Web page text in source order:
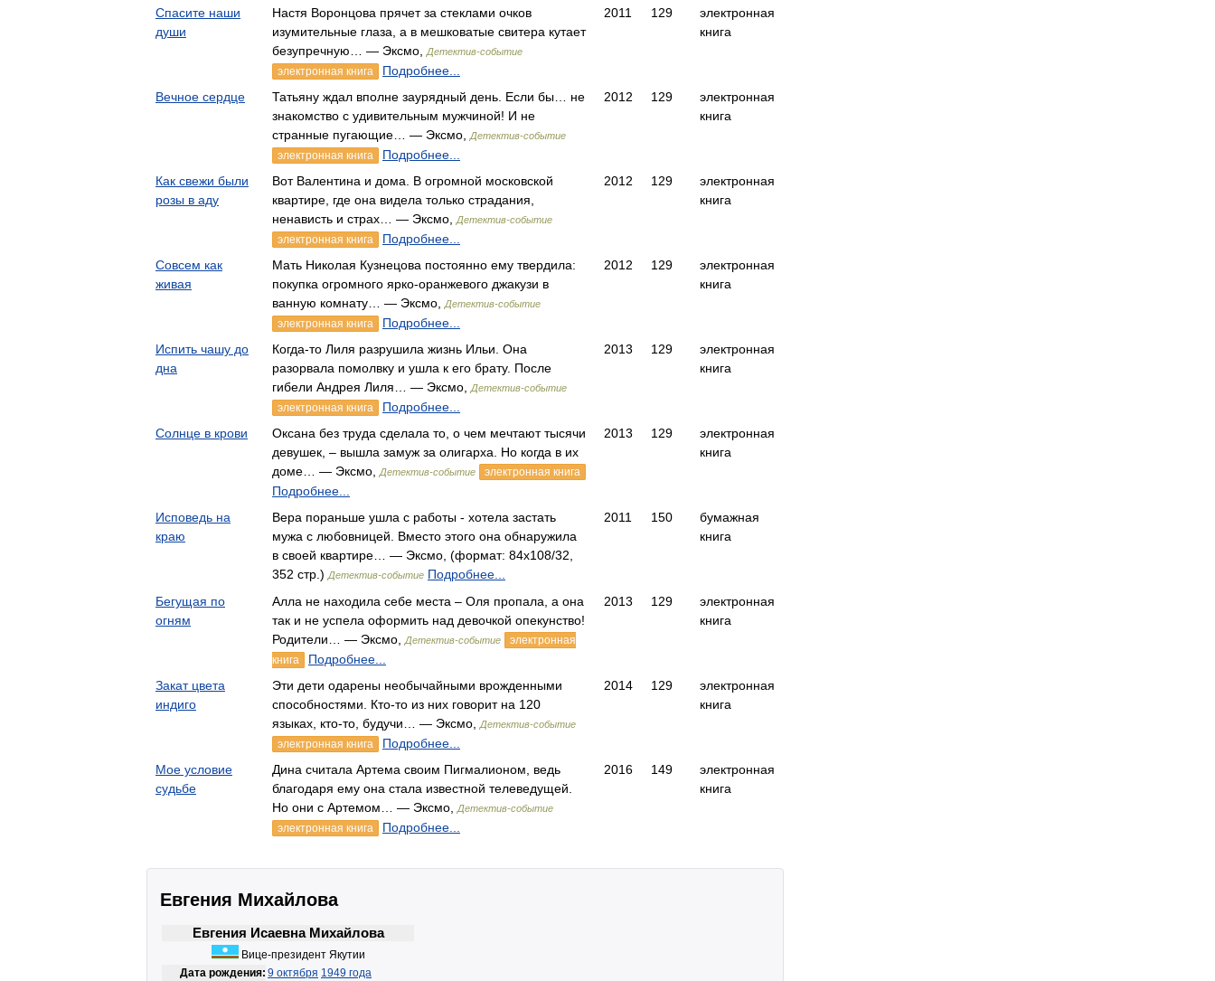
Спасите наши
души
Настя Воронцова прячет за стеклами очков
изумительные глаза, а в мешковатые свитера кутает
безупречную… — Эксмо,
Детектив-событие
электронная книга Подробнее...
2011 129
электронная
книга
Вечное сердце
Татьяну ждал вполне заурядный день. Если бы… не
знакомство с удивительным мужчиной! И не
странные пугающие… — Эксмо,
Детектив-событие
электронная книга Подробнее...
2012 129
электронная
книга
Как свежи были
розы в аду
Вот Валентина и дома. В огромной московской
квартире, где она видела только страдания,
ненависть и страх… — Эксмо,
Детектив-событие
электронная книга Подробнее...
2012 129
электронная
книга
Совсем как
живая
Мать Николая Кузнецова постоянно ему твердила:
покупка огромного ярко-оранжевого джакузи в
ванную комнату… — Эксмо,
Детектив-событие
электронная книга Подробнее...
2012 129
электронная
книга
Испить чашу до
дна
Когда-то Лиля разрушила жизнь Ильи. Она
разорвала помолвку и ушла к его брату. После
гибели Андрея Лиля… — Эксмо,
Детектив-событие
электронная книга Подробнее...
2013 129
электронная
книга
Солнце в крови
Оксана без труда сделала то, о чем мечтают тысячи
девушек, – вышла замуж за олигарха. Но когда в их
доме… — Эксмо,
Детектив-событие электронная книга
Подробнее...
2013 129
электронная
книга
Исповедь на
краю
Вера пораньше ушла с работы - хотела застать
мужа с любовницей. Вместо этого она обнаружила
в своей квартире… — Эксмо, (формат: 84x108/32,
352 стр.) Детектив-событие Подробнее...
2011 150
бумажная
книга
Бегущая по
огням
Алла не находила себе места – Оля пропала, а она
так и не успела оформить над девочкой опекунство!
Родители… — Эксмо,
Детектив-событие
электронная
книга
Подробнее...
2013 129
электронная
книга
Закат цвета
индиго
Эти дети одарены необычайными врожденными
способностями. Кто-то из них говорит на 120
языках, кто-то, будучи… — Эксмо,
Детектив-событие
электронная книга Подробнее...
2014 129
электронная
книга
Мое условие
судьбе
Дина считала Артема своим Пигмалионом, ведь
благодаря ему она стала известной телеведущей.
Но они с Артемом… — Эксмо,
Детектив-событие
электронная книга Подробнее...
2016 149
электронная
книга
Евгения Михайлова
Евгения Исаевна Михайлова
Вице-президент Якутии
Дата рождения: 9 октября 1949 года